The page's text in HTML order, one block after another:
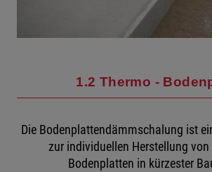
1.2 Thermo -
Die Bodenplattendämmschalung ist
zur individuellen Herstellung
Bodenplatten in kürzester